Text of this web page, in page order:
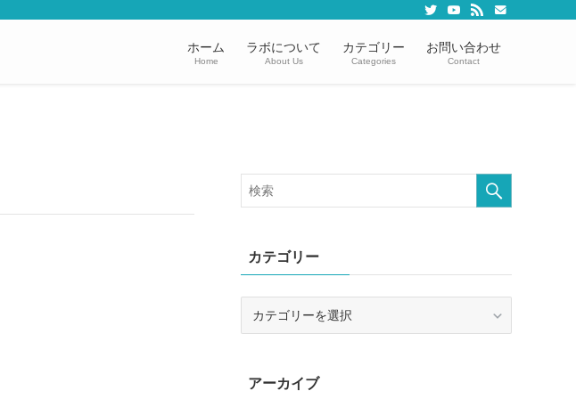
ホーム
Home
ラボについて
About Us
カテゴリー
Categories
お問い合わせ
Contact
カテゴリー
ーアーカイブ